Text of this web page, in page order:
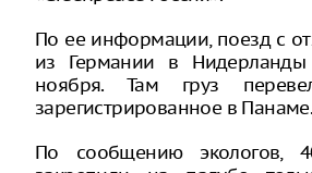
По ее информации, поезд с
из Германии в
ноября. Там груз
зарегистрированное в Панаме.
По сообщению экологов,